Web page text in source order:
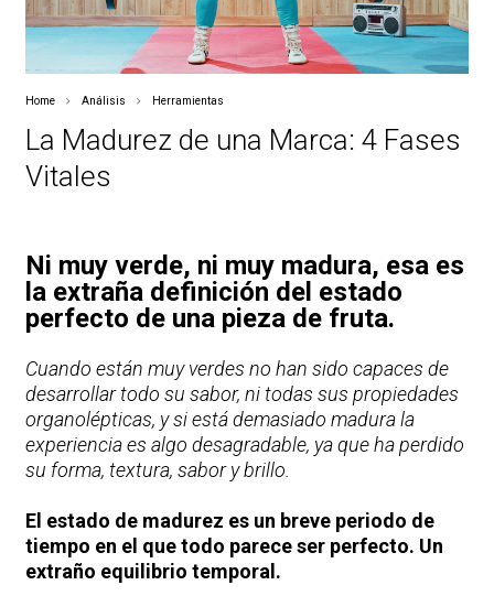
Home Análisis Herramientas
La Madurez de una Marca: 4 Fases
Vitales
Ni muy verde, ni muy madura, esa es
la extraña definición del estado
perfecto de una pieza de fruta.
Cuando están muy verdes no han sido capaces de
desarrollar todo su sabor, ni todas sus propiedades
organolépticas, y si está demasiado madura la
experiencia es algo desagradable, ya que ha perdido
su forma, textura, sabor y brillo.
El estado de madurez es un breve periodo de
tiempo en el que todo parece ser perfecto. Un
extraño equilibrio temporal.